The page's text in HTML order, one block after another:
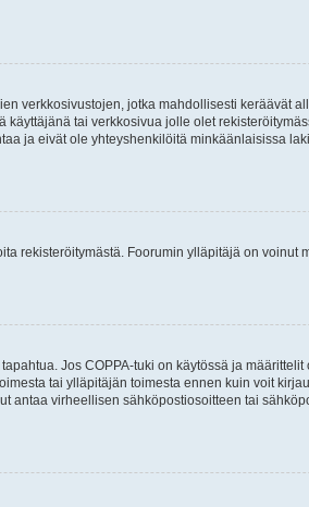
verkkosivustojen, jotka mahdollisesti keräävät
tai verkkosivua jolle olet
ja eivät ole yhteyshenkilöitä minkäänlaisissa
rekisteröitymästä. Foorumin ylläpitäjä on voinut
Jos COPPA-tuki on käytössä ja
tai ylläpitäjän toimesta ennen kuin voit
virheellisen sähköpostiosoitteen tai